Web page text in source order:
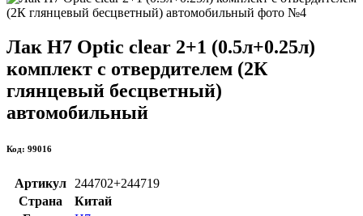
Лак H7 Optic clear 2+1 (0.5л+0.25л)
комплект с отвердителем (2К
глянцевый бесцветный)
автомобильный
Код: 99016
Артикул
244702+244719
Страна
Китай